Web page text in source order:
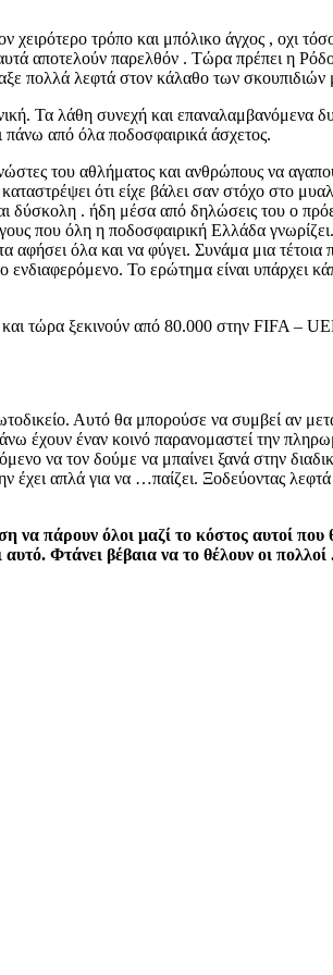
τρόπο και μπόλικο άγχος , οχι
αποτελούν παρελθόν . Τώρα πρέπει η
πολλά λεφτά στον κάλαθο των
Τα λάθη συνεχή και επαναλαμβανόμενα
πάνω από όλα ποδοσφαιρικά άσχετος.
του αθλήματος και ανθρώπους να
ότι είχε βάλει σαν στόχο στο
. ήδη μέσα από δηλώσεις του ο
που όλη η ποδοσφαιρική Ελλάδα
όλα και να φύγει. Συνάμα μια
Το ερώτημα είναι υπάρχει
τώρα ξεκινούν από 80.000 στην FIFA –
Αυτό θα μπορούσε να συμβεί αν
έχουν έναν κοινό παρανομαστεί την
να τον δούμε να μπαίνει ξανά στην
έχει απλά για να …παίζει. Ξοδεύοντας
πάρουν όλοι μαζί το κόστος αυτοί
Φτάνει βέβαια να το θέλουν οι πολλοί